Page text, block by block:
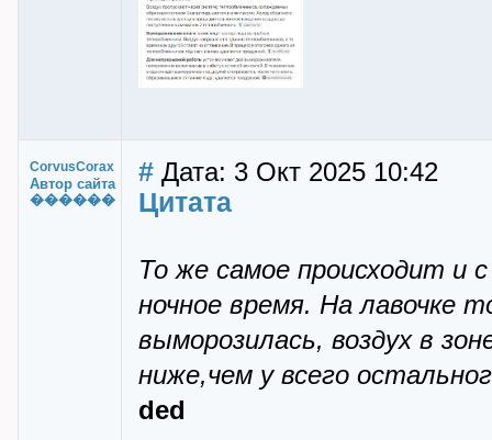
CorvusCorax
Автор сайта
������
# Дата: 3 Окт 2025 10:42
Цитата
То же самое происходит и
ночное время. На лавочке
выморозилась, воздух в
ниже,чем у всего
ded